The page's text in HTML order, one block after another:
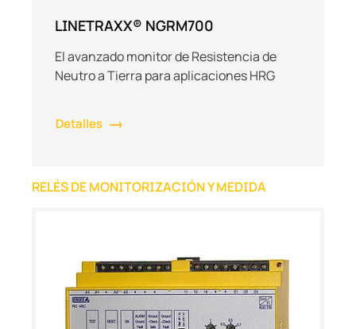
LINETRAXX® NGRM700
El avanzado monitor de Resistencia de
Neutro a Tierra para aplicaciones HRG
Detalles
RELÉS DE MONITORIZACIÓN Y MEDIDA